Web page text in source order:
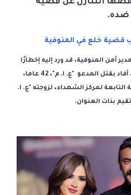
التنازل عن قضية
ضده.
قضية خلع في المنوفية
أمن المنوفية، قد ورد إليه إخطارًا
من مأمور مركز السادات، أفاد بقتل المدعو "ع. ا. م"، 42 عاما،
لمركز الشهداء، لزوجته "ع. ا.